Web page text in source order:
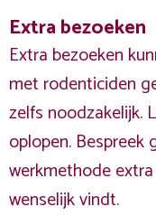
Extra bezoeken
Extra bezoeken
met rodenticiden
zelfs noodzakelijk.
oplopen.
werkmethode
wenselijk vindt.